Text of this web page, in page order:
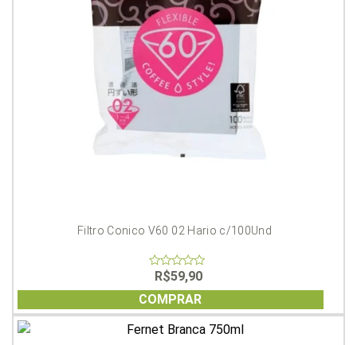
Filtro Conico V60 02 Hario c/100Und
of
5
R$59,90
COMPRAR